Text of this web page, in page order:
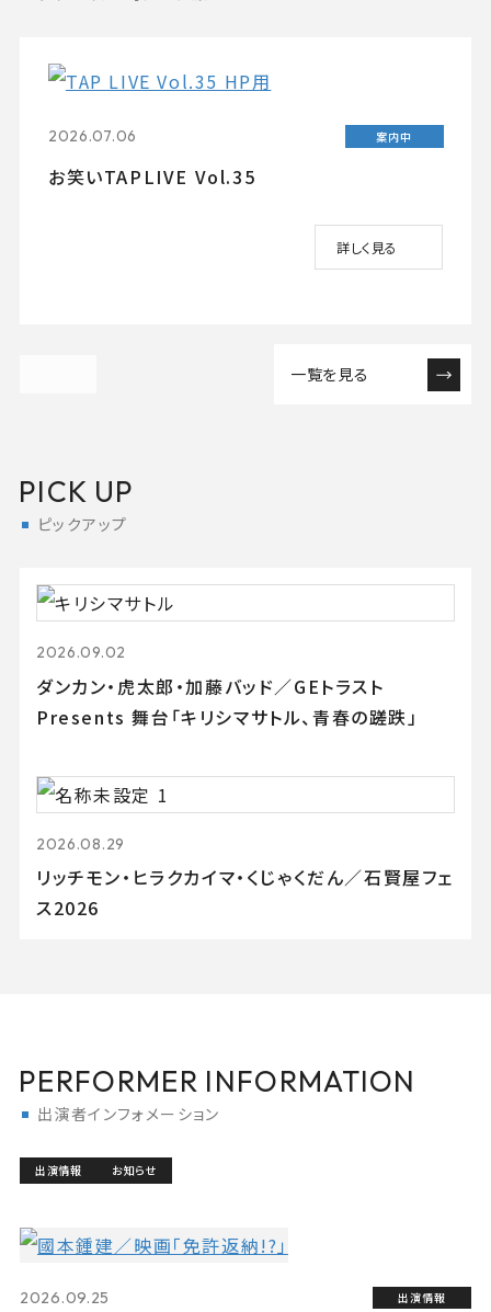
2026.07.06 案内中
お笑いTAPLIVE Vol.35
詳しく見る
一覧を見る
PICK UP
ピックアップ
2026.09.02
ダンカン・虎太郎・加藤バッド／GEトラスト
Presents 舞台「キリシマサトル、青春の蹉跌」
2026.08.29
リッチモン・ヒラクカイマ・くじゃくだん／石賢屋フェ
ス2026
PERFORMER INFORMATION
出演者インフォメーション
出演情報 お知らせ
2026.09.25 出演情報